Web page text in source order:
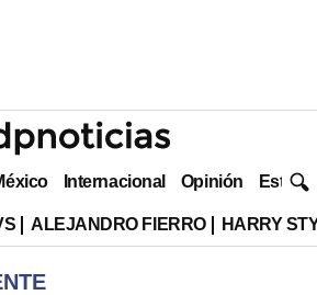
Internacional Opinión Estilo
ALEJANDRO FIERRO HARRY